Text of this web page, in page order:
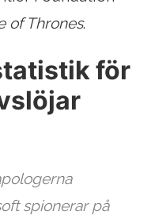
of Thrones.
för
spionerar på